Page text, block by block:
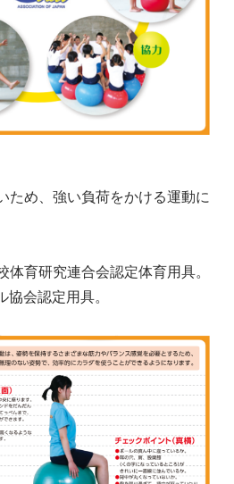
ため、強い負荷をかける運動に
体育研究連合会認定体育用具。
会認定用具。